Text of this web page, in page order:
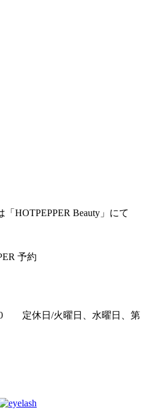
HOTPEPPER Beauty」にて
定休日/火曜日、水曜日、第